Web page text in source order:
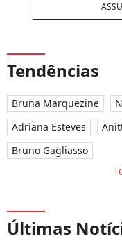
Tendências
Bruna Marquezine
Adriana Esteves
Bruno Gagliasso
Últimas